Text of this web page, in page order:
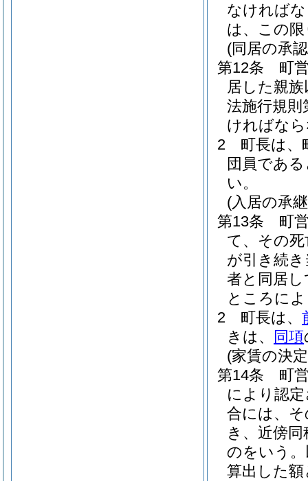
なければ
は、この
(同居の承
第12条
町
居した親
法施行規
ければな
2
町長は、
団員であ
い。
(入居の承
第13条
町
て、その
が引き続
者と同居
ところに
2
町長は、
きは、
同項
(家賃の決
第14条
町
により認
合には、
き、近傍
のをいう
算出した